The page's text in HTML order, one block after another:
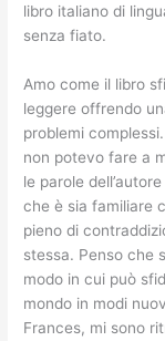
libro italiano di
senza fiato.
Amo come il libro
leggere offrendo
problemi
non potevo fare a
le parole
che è sia familiare
pieno di
stessa. Penso che
modo in cui può
mondo in modi
Frances, mi sono